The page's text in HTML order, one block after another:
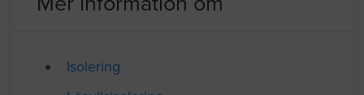
Mer information om